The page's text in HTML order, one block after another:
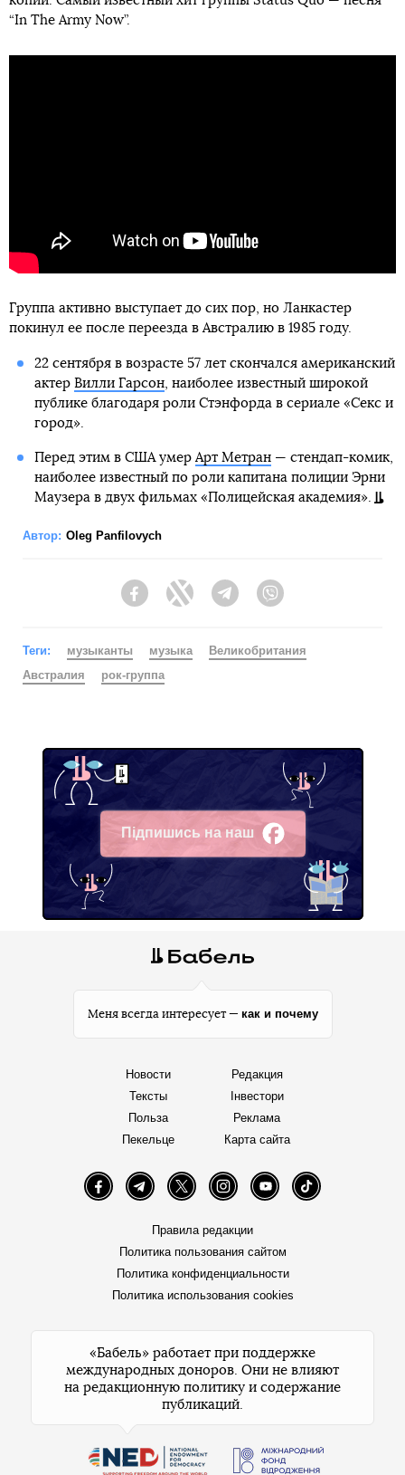
“In The Army Now”.
Группа активно выступает до сих пор, но Ланкастер
покинул ее после переезда в Австралию в 1985 году.
22 сентября в возрасте 57 лет скончался американский
актер Вилли Гарсон, наиболее известный широкой
публике благодаря роли Стэнфорда в сериале «Секс и
город».
Перед этим в США умер Арт Метран— стендап-комик,
наиболее известный по роли капитана полиции Эрни
Маузера в двух фильмах «Полицейская академия».
Автор: Oleg Panfilovych
FacebookTwitter Telegram
Теги: музыканты музыка
Великобритания
Австралия
рок-группа
Підпишись на наш
Facebook
Меня всегда интересует — как и почему
Новости
Тексты
Польза
Пекельце
Редакция
Інвестори
Реклама
Карта сайта
FacebookTelegramTwitter InstagramYouTube TikTok
Правила редакции
Политика пользования сайтом
Политика конфиденциальности
Политика использования cookies
«Бабель» работает при поддержке
международных доноров. Они не влияют
на редакционную политику и содержание
публикаций.